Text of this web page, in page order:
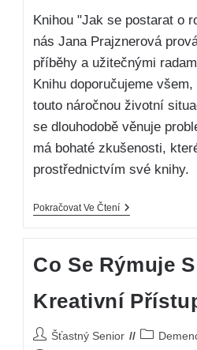
Knihou "Jak se postarat o
nás Jana Prajznerová
příběhy a užitečnými
Knihu doporučujeme
touto náročnou životní
se dlouhodobě věnuje
má bohaté zkušenosti,
prostřednictvím své knihy.
Pokračovat Ve Čtení
Co Se Rýmuje
Kreativní
Šťastný Senior